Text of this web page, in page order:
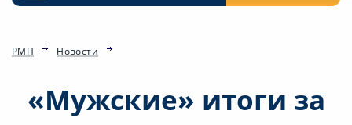
РМП Новости
«Мужские» итоги за